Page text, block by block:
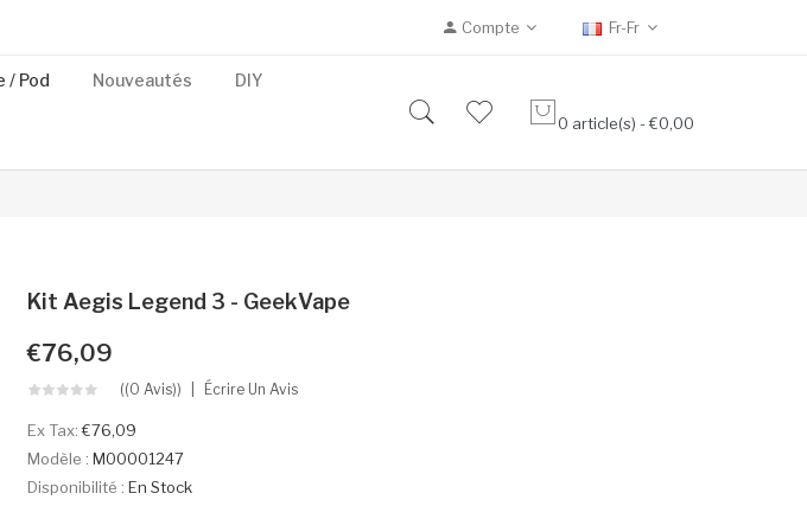
Compte Fr-Fr
/ Pod Nouveautés DIY
0 article(s) - €0,00
Kit Aegis Legend 3 - GeekVape
€76,09
((0 Avis)) Écrire Un Avis
Ex Tax:€76,09
Modèle : M00001247
Disponibilité : En Stock